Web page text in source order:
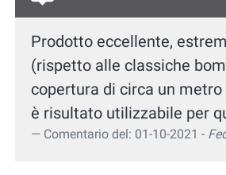
Prodotto eccellente,
(rispetto alle classiche
copertura di circa un
è risultato utilizzabile per
Comentario del: 01-10-2021 -